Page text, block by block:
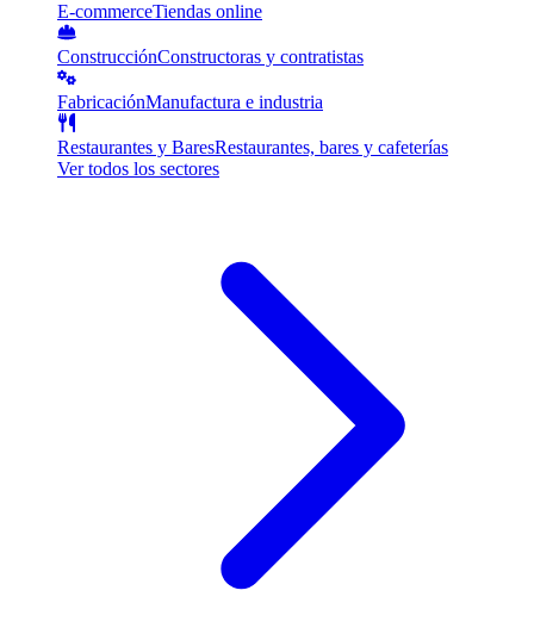
E-commerceTiendas online
ConstrucciónConstructoras y contratistas
FabricaciónManufactura e industria
Restaurantes y BaresRestaurantes, bares y cafeterías
Ver todos los sectores